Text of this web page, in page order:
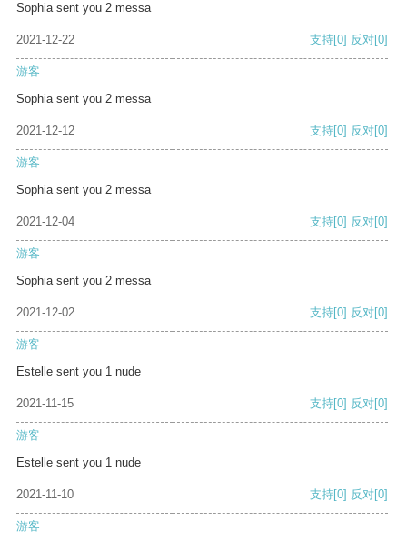
Sophia sent you 2 messa
2021-12-22 支持[0] 反对[0]
游客
Sophia sent you 2 messa
2021-12-12 支持[0] 反对[0]
游客
Sophia sent you 2 messa
2021-12-04 支持[0] 反对[0]
游客
Sophia sent you 2 messa
2021-12-02 支持[0] 反对[0]
游客
Estelle sent you 1 nude
2021-11-15 支持[0] 反对[0]
游客
Estelle sent you 1 nude
2021-11-10 支持[0] 反对[0]
游客